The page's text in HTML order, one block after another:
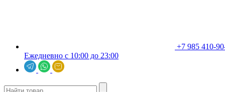
+7 985 410-
Ежедневно с 10:00 до 23:00